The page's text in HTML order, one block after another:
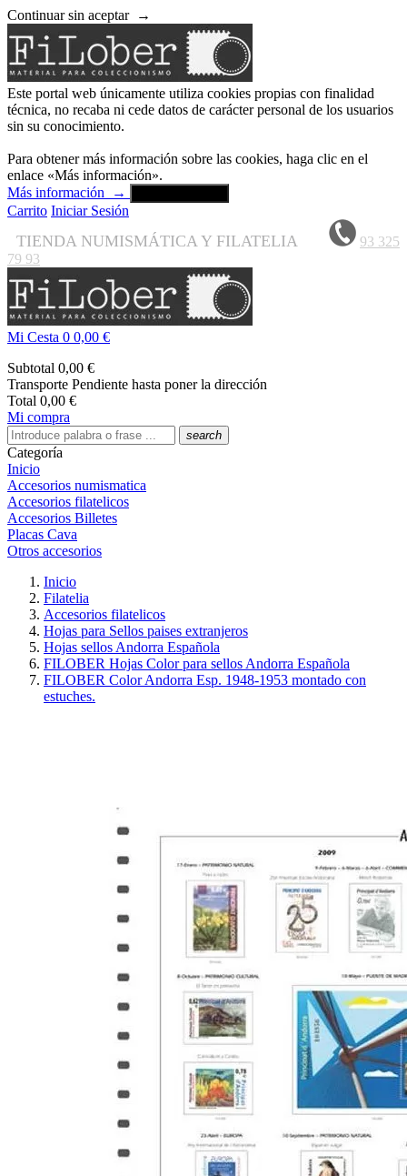
Continuar sin aceptar →
Este portal web únicamente utiliza cookies propias con finalidad
técnica, no recaba ni cede datos de carácter personal de los usuarios
sin su conocimiento.
Para obtener más información sobre las cookies, haga clic en el
enlace «Más información».
Más información
→
Carrito Iniciar Sesión
TIENDA NUMISMÁTICA Y FILATELIA
93 325
79 93
Mi Cesta 0 0,00 €
Subtotal 0,00 €
Transporte Pendiente hasta poner la dirección
Total 0,00 €
Mi compra
search
Categoría
Inicio
Accesorios numismatica
Accesorios filatelicos
Accesorios Billetes
Placas Cava
Otros accesorios
Inicio
Filatelia
Accesorios filatelicos
Hojas para Sellos paises extranjeros
Hojas sellos Andorra Española
FILOBER Hojas Color para sellos Andorra Española
FILOBER Color Andorra Esp. 1948-1953 montado con
estuches.